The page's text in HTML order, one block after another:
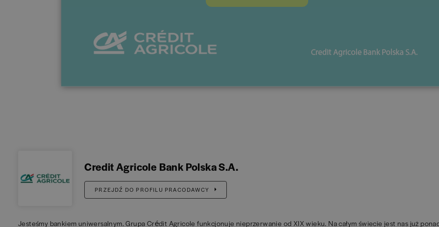
Credit Agricole Bank Polska S.A.
PRZEJDŹ DO PROFILU PRACODAWCY
Jesteśmy bankiem uniwersalnym. Grupa Crédit Agricole funkcjonuje nieprzerwanie od XIX wieku. Na całym świecie jest nas już